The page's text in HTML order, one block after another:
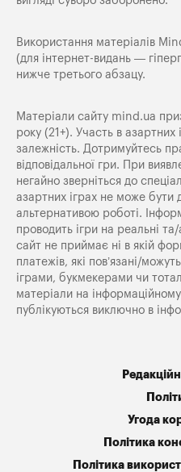
Використання матеріалів
(для інтернет-видань —
нижче третього абзацу.
Матеріали сайту mind.ua
року (21+). Участь в азартних
залежність. Дотримуйтесь
відповідальної гри. При
негайно зверніться до
азартних іграх не може бути
альтернативою роботі.
проводить ігри на реальні
сайт не приймає ні в якій
платежів, які пов’язані/
іграми, букмекерами чи
матеріали на
публікуються виключно в
Угода
Політика
Політика